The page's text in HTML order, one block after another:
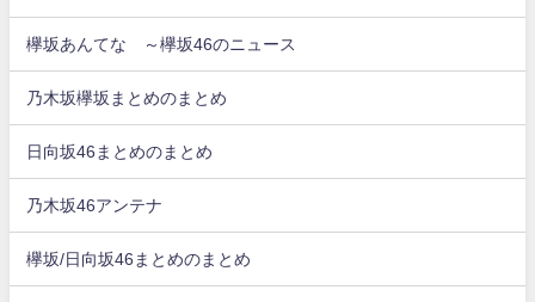
欅坂あんてな ～欅坂46のニュース
乃木坂欅坂まとめのまとめ
日向坂46まとめのまとめ
乃木坂46アンテナ
欅坂/日向坂46まとめのまとめ